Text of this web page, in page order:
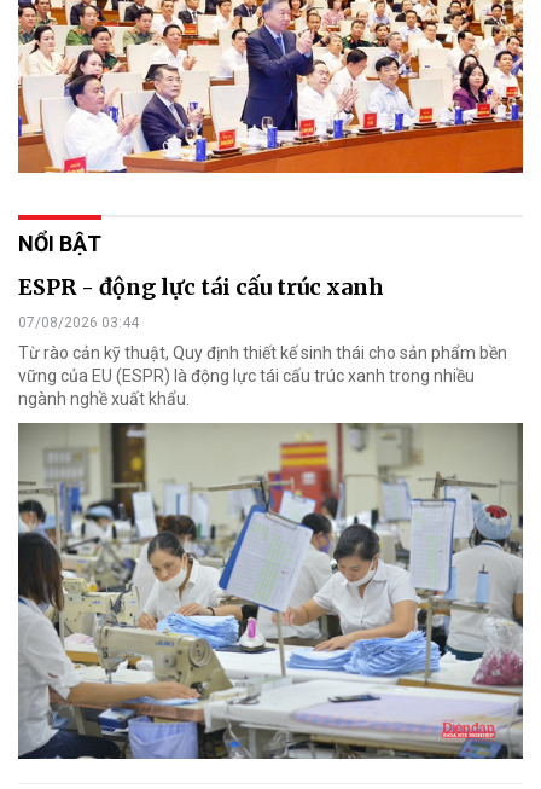
NỔI BẬT
ESPR - động lực tái cấu trúc xanh
07/08/2026 03:44
Từ rào cản kỹ thuật, Quy định thiết kế sinh thái cho sản phẩm bền
vững của EU (ESPR) là động lực tái cấu trúc xanh trong nhiều
ngành nghề xuất khẩu.